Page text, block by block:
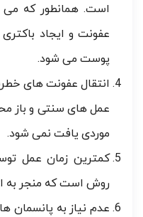
است. همانطور که می
عفونت و ایجاد
پوست می شود.
انتقال عفونت های
عمل های سنتی و باز
موردی یافت نمی شود.
کمترین زمان عمل
روش است که منجر به
عدم نیاز به پانسمان